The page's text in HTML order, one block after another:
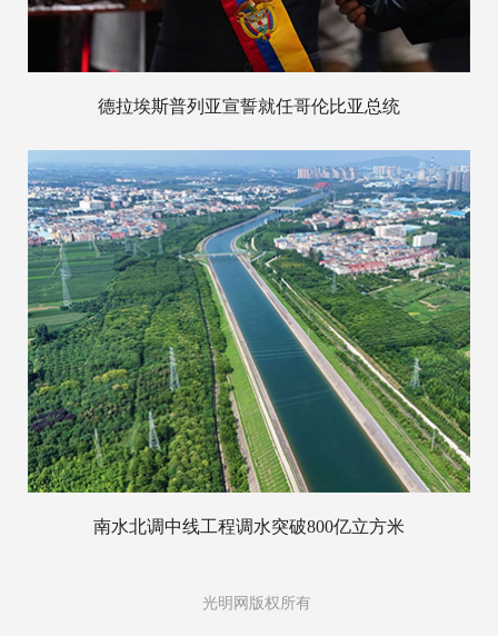
德拉埃斯普列亚宣誓就任哥伦比亚总统
南水北调中线工程调水突破800亿立方米
光明网版权所有